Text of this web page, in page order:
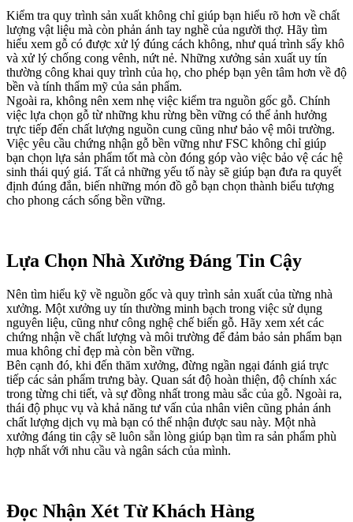
Kiểm tra quy trình sản xuất không chỉ giúp bạn hiểu rõ hơn về chất
lượng vật liệu mà còn phản ánh tay nghề của người thợ. Hãy tìm
hiểu xem gỗ có được xử lý đúng cách không, như quá trình sấy khô
và xử lý chống cong vênh, nứt nẻ. Những xưởng sản xuất uy tín
thường công khai quy trình của họ, cho phép bạn yên tâm hơn về độ
bền và tính thẩm mỹ của sản phẩm.
Ngoài ra, không nên xem nhẹ việc kiểm tra nguồn gốc gỗ. Chính
việc lựa chọn gỗ từ những khu rừng bền vững có thể ảnh hưởng
trực tiếp đến chất lượng nguồn cung cũng như bảo vệ môi trường.
Việc yêu cầu chứng nhận gỗ bền vững như FSC không chỉ giúp
bạn chọn lựa sản phẩm tốt mà còn đóng góp vào việc bảo vệ các hệ
sinh thái quý giá. Tất cả những yếu tố này sẽ giúp bạn đưa ra quyết
định đúng đắn, biến những món đồ gỗ bạn chọn thành biểu tượng
cho phong cách sống bền vững.
Lựa Chọn Nhà Xưởng Đáng Tin Cậy
Nên tìm hiểu kỹ về nguồn gốc và quy trình sản xuất của từng nhà
xưởng. Một xưởng uy tín thường minh bạch trong việc sử dụng
nguyên liệu, cũng như công nghệ chế biến gỗ. Hãy xem xét các
chứng nhận về chất lượng và môi trường để đảm bảo sản phẩm bạn
mua không chỉ đẹp mà còn bền vững.
Bên cạnh đó, khi đến thăm xưởng, đừng ngần ngại đánh giá trực
tiếp các sản phẩm trưng bày. Quan sát độ hoàn thiện, độ chính xác
trong từng chi tiết, và sự đồng nhất trong màu sắc của gỗ. Ngoài ra,
thái độ phục vụ và khả năng tư vấn của nhân viên cũng phản ánh
chất lượng dịch vụ mà bạn có thể nhận được sau này. Một nhà
xưởng đáng tin cậy sẽ luôn sẵn lòng giúp bạn tìm ra sản phẩm phù
hợp nhất với nhu cầu và ngân sách của mình.
Đọc Nhận Xét Từ Khách Hàng